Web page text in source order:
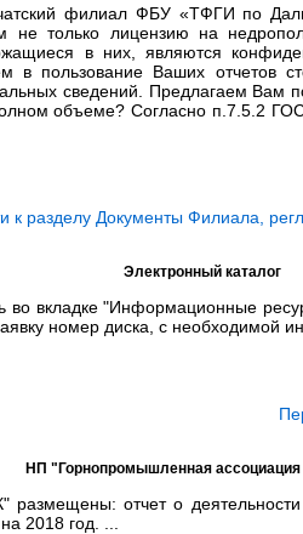
филиал ФБУ «ТФГИ по
не только лицензию на
в них, являются
в пользование Ваших отчетов
сведений. Предлагаем Вам
объеме? Согласно п.7.5.2
к разделу Документы Филиала,
Электронный каталог
во вкладке "Информационные
номер диска, с необходимой
НП "Горнопромышленная ассоциация
размещены: отчет о
2018 год. ...